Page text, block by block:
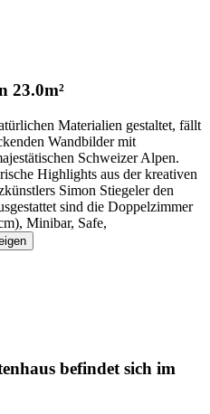
23.0m²
Materialien gestaltet, fällt
Wandbilder mit
Schweizer Alpen.
Highlights aus der kreativen
Simon Stiegeler den
sind die Doppelzimmer
Minibar, Safe,
befindet sich im